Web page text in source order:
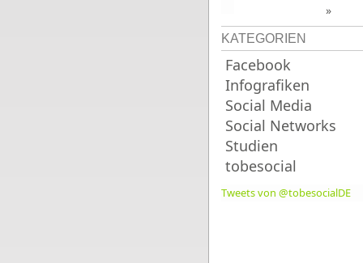
»
KATEGORIEN
Facebook
Infografiken
Social Media
Social Networks
Studien
tobesocial
Tweets von @tobesocialDE